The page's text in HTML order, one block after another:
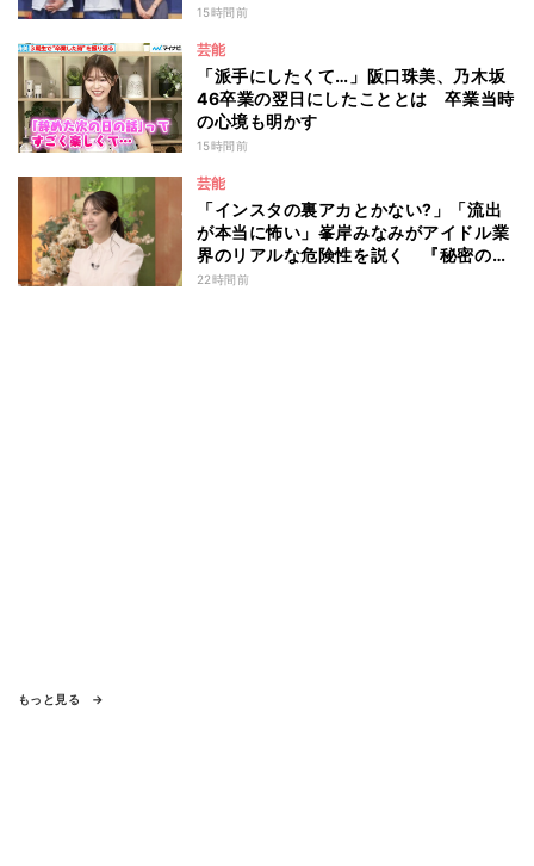
15時間前
芸能
「派手にしたくて…」阪口珠美、乃木坂
46卒業の翌日にしたこととは 卒業当時
の心境も明かす
15時間前
芸能
「インスタの裏アカとかない?」「流出
が本当に怖い」峯岸みなみがアイドル業
界のリアルな危険性を説く 『秘密のマ
マ園』特別編
22時間前
もっと見る